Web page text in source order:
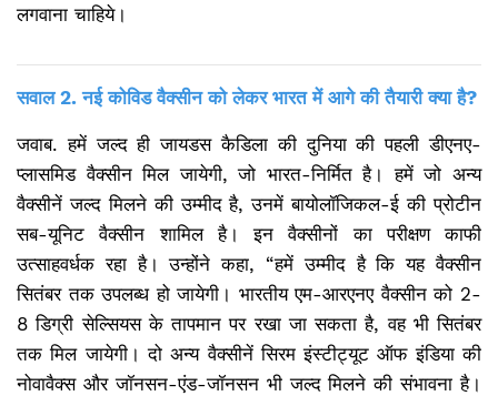
लगवाना चाहिये।
सवाल 2. नई कोविड वैक्सीन को लेकर भारत में आगे की तैयारी क्या है?
जवाब. हमें जल्द ही जायडस कैडिला की दुनिया की पहली डीएनए-
प्लासमिड वैक्सीन मिल जायेगी, जो भारत-निर्मित है। हमें जो अन्य
वैक्सीनें जल्द मिलने की उम्मीद है, उनमें बायोलॉजिकल-ई की प्रोटीन
सब-यूनिट वैक्सीन शामिल है। इन वैक्सीनों का परीक्षण काफी
उत्साहवर्धक रहा है। उन्होंने कहा, “हमें उम्मीद है कि यह वैक्सीन
सितंबर तक उपलब्ध हो जायेगी। भारतीय एम-आरएनए वैक्सीन को 2-
8 डिग्री सेल्सियस के तापमान पर रखा जा सकता है, वह भी सितंबर
तक मिल जायेगी। दो अन्य वैक्सीनें सिरम इंस्टीट्यूट ऑफ इंडिया की
नोवावैक्स और जॉनसन-एंड-जॉनसन भी जल्द मिलने की संभावना है।